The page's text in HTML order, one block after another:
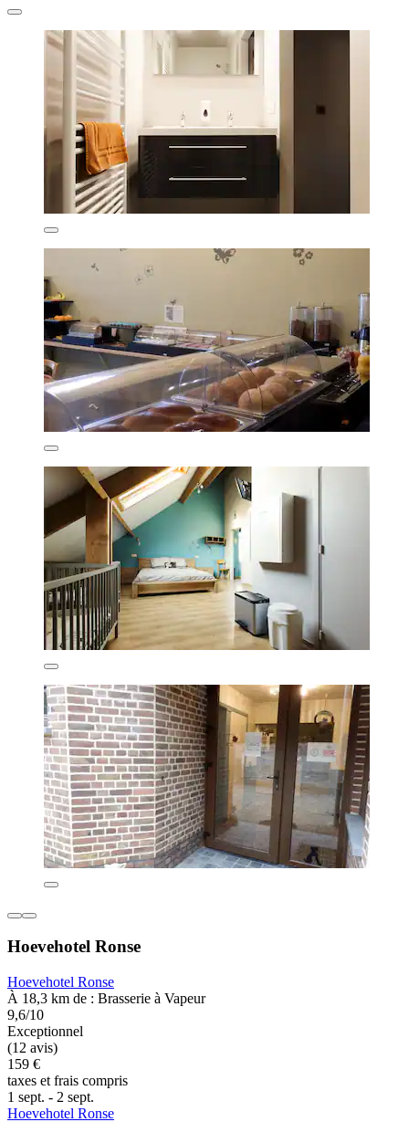
Hoevehotel Ronse
Hoevehotel Ronse
À 18,3 km de : Brasserie à Vapeur
9,6/10
Exceptionnel
(12 avis)
159 €
taxes et frais compris
1 sept. - 2 sept.
Hoevehotel Ronse